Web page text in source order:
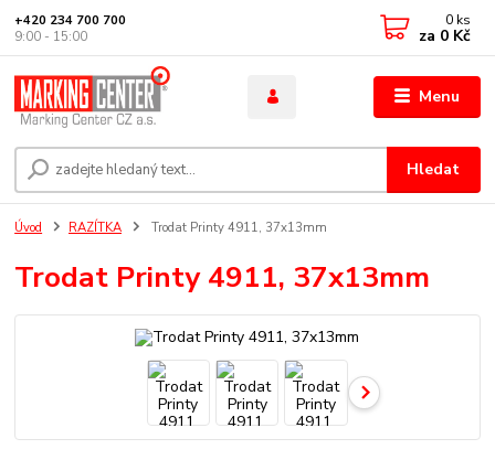
Menu
Hledat
+420 234 700 700
9:00 - 15:00
0 ks
za 0 Kč
Úvod RAZÍTKA Trodat Printy 4911, 37x13mm
Trodat Printy 4911, 37x13mm